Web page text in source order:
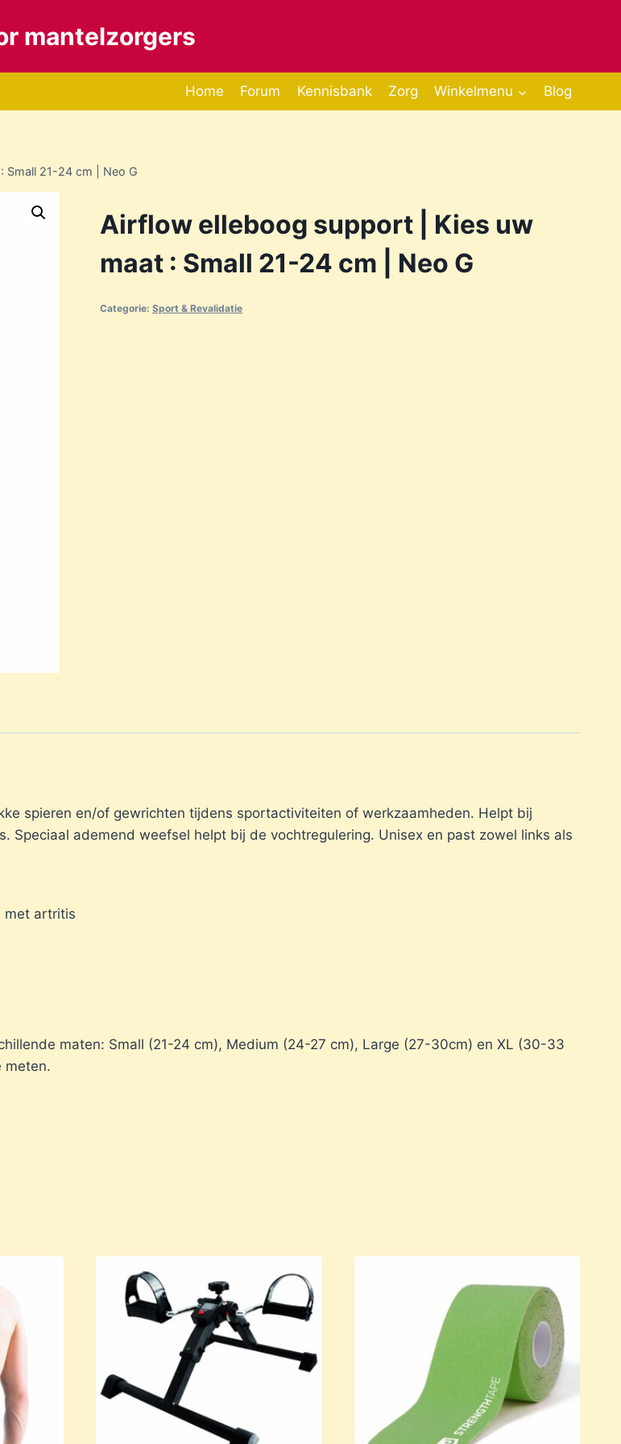
mantelzorgers
Home Forum Kennisbank Zorg Winkelmenu Blog
Small 21-24 cm | Neo G
Airflow elleboog support | Kies uw
maat : Small 21-24 cm | Neo G
Categorie: Sport & Revalidatie
spieren en/of gewrichten tijdens sportactiviteiten of werkzaamheden. Helpt bij
ademend weefsel helpt bij de vochtregulering. Unisex en past zowel links als
met artritis
maten: Small (21-24 cm), Medium (24-27 cm), Large (27-30cm) en XL (30-33
meten.